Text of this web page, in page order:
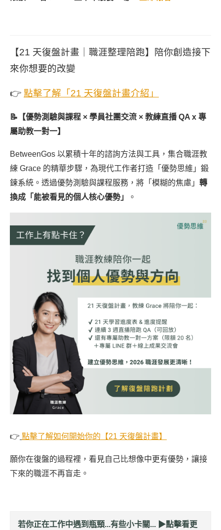
【21 天復盤計畫｜職涯整理陪跑】陪你創造接下
來你想要的改變
👉 點擊了解「21 天復盤計畫介紹」
📝【優勢測驗與課程 × 學員社團交流 × 教練直播 QA x 專
屬助教一對一】
BetweenGos 以累積十年的諮詢方法與工具，集合職涯教
練 Grace 的精華步驟，為現代工作者打造「優勢思維」鍛
鍊系統。透過優勢測驗與課程服務，將「模糊的焦慮」 轉
換成「能被看見的個人核心優勢」
。
👉 點擊了解如何開始你的【21 天復盤計畫】
願你在復盤的過程裡，看見自己比想像中更有優勢，讓接
下來的職涯不再盲走。
若你正在工作中遇到瓶頸...有些小卡關... ▶︎點擊看更